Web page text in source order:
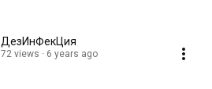
ДезИнФекЦия
72 views 6 years ago